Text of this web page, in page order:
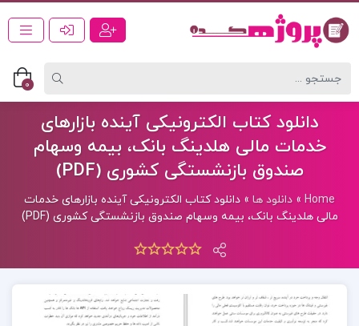
0
دانلود کتاب الکترونیکی آینده بازارهای
خدمات مالی هلدینگ بانک، بیمه وسهام
صندوق بازنشستگی کشوری (PDF)
Home
» دانلود ها » دانلود کتاب الکترونیکی آینده بازارهای خدمات
مالی هلدینگ بانک، بیمه وسهام صندوق بازنشستگی کشوری (PDF)